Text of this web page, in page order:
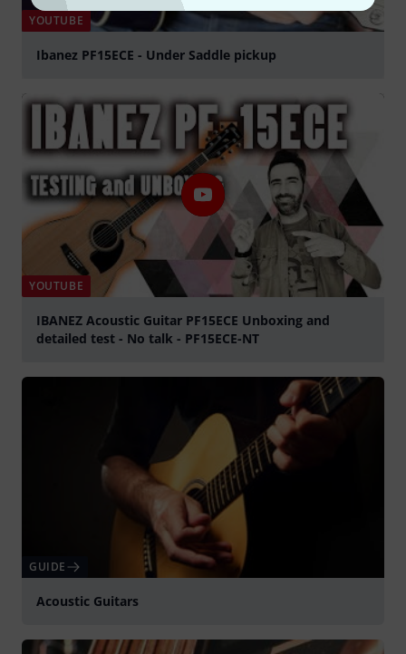
YOUTUBE
Ibanez PF15ECE - Under Saddle pickup
YOUTUBE
IBANEZ Acoustic Guitar PF15ECE Unboxing and
detailed test - No talk - PF15ECE-NT
GUIDE
Acoustic Guitars